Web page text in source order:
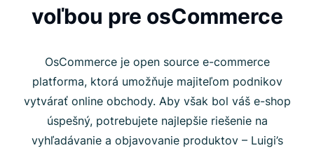
voľbou pre osCommerce
OsCommerce je open source e-commerce
platforma, ktorá umožňuje majiteľom podnikov
vytvárať online obchody. Aby však bol váš e-shop
úspešný, potrebujete najlepšie riešenie na
vyhľadávanie a objavovanie produktov – Luigi’s